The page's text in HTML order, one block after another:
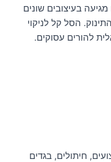
בעיצובים שונים
הסל קל לניקוי
להורים עסוקים.
חיתולים, בגדים